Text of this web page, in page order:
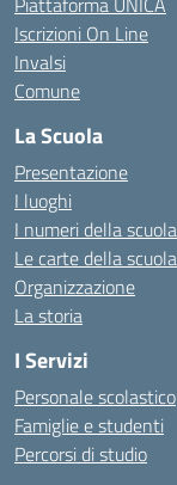
Iscrizioni On Line
Invalsi
Comune
La Scuola
Presentazione
I luoghi
I numeri della scuola
Le carte della scuola
Organizzazione
La storia
I Servizi
Personale scolastico
Famiglie e studenti
Percorsi di studio